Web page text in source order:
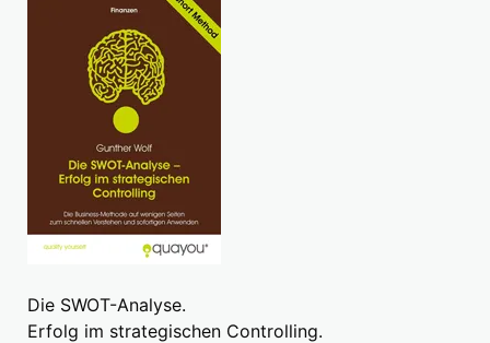
Die SWOT-Analyse.
Erfolg im strategischen Controlling.